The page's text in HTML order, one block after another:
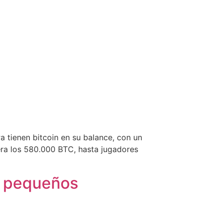
tienen bitcoin en su balance, con un
los 580.000 BTC, hasta jugadores